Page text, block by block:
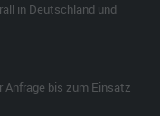
in Deutschland und
Anfrage bis zum Einsatz